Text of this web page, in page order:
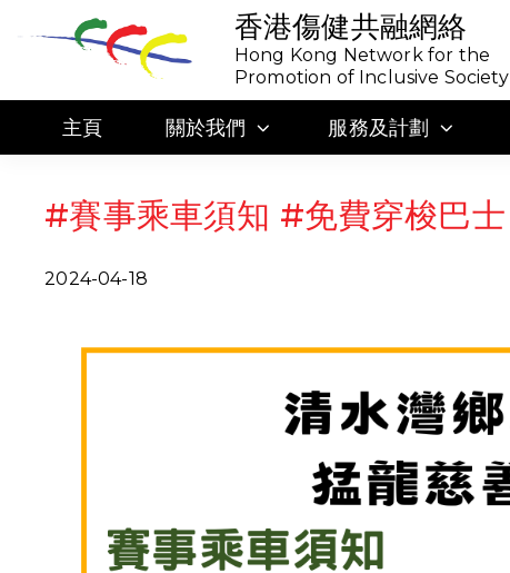
香港傷健共融網絡
Hong Kong Network for the
Promotion of Inclusive Society
主頁 關於我們 服務及計劃
#賽事乘車須知 #免費穿梭巴士
2024-04-18